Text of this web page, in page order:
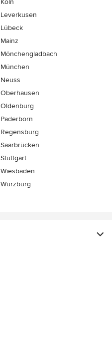
Köln
Leverkusen
Lübeck
Mainz
Mönchen­gladbach
München
Neuss
Oberhausen
Oldenburg
Paderborn
Regensburg
Saarbrücken
Stuttgart
Wiesbaden
Würzburg